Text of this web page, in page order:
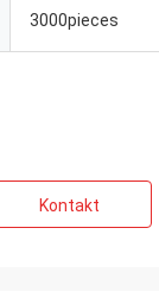
3000pieces
Kontakt